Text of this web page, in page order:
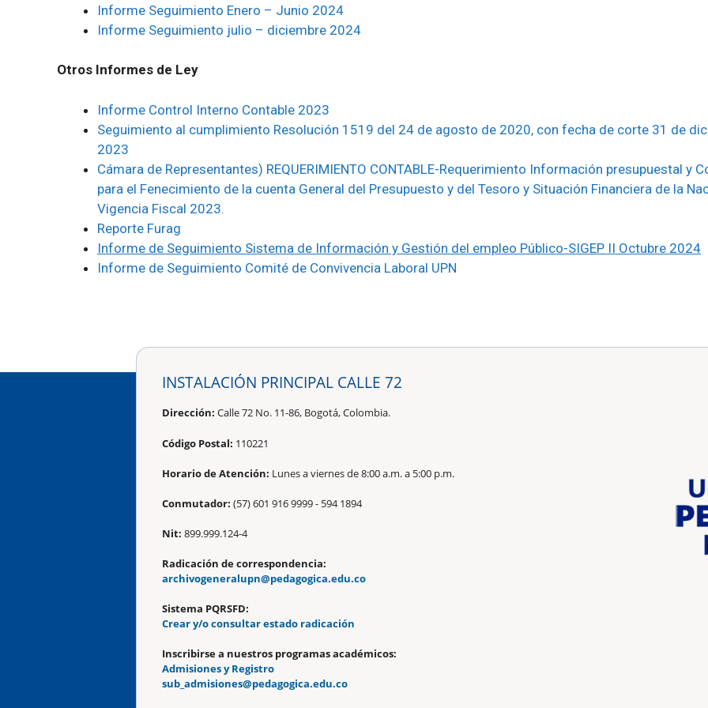
Informe Seguimiento Enero – Junio 2024
Informe Seguimiento julio – diciembre 2024
Otros Informes de Ley
Informe Control Interno Contable 2023
Seguimiento al cumplimiento Resolución 1519 del 24 de agosto de 2020, con fecha de corte 31 de
2023
Cámara de Representantes) REQUERIMIENTO CONTABLE-Requerimiento Información presupuestal y
para el Fenecimiento de la cuenta General del Presupuesto y del Tesoro y Situación Financiera de la
Vigencia Fiscal 2023.
Reporte Furag
Informe de Seguimiento Sistema de Información y Gestión del empleo Público-SIGEP II Octubre 2024
Informe de Seguimiento Comité de Convivencia Laboral UPN
INSTALACIÓN PRINCIPAL CALLE 72
Dirección: Calle 72 No. 11-86, Bogotá, Colombia.
Código Postal: 110221
Horario de Atención: Lunes a viernes de 8:00 a.m. a 5:00 p.m.
Conmutador: (57) 601 916 9999 - 594 1894
Nit: 899.999.124-4
Radicación de correspondencia:
archivogeneralupn@pedagogica.edu.co
Sistema PQRSFD:
Crear y/o consultar estado radicación
Inscribirse a nuestros programas académicos:
Admisiones y Registro
sub_admisiones@pedagogica.edu.co